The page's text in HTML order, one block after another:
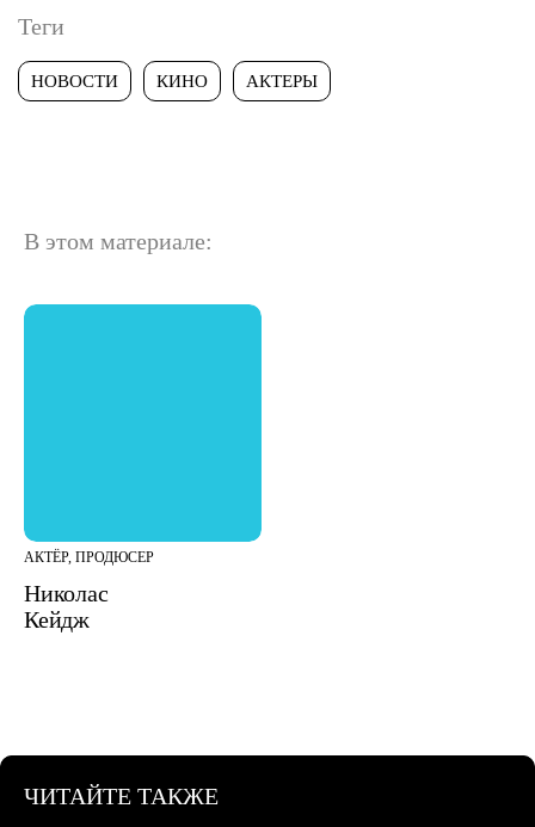
Теги
НОВОСТИ КИНО АКТЕРЫ
В этом материале:
АКТЁР, ПРОДЮСЕР
Николас
Кейдж
ЧИТАЙТЕ ТАКЖЕ